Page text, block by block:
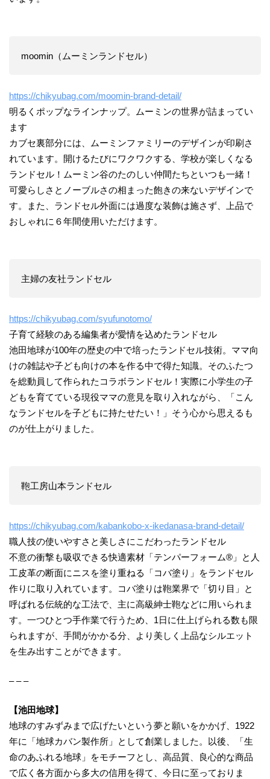
moomin（ムーミンランドセル）
https://chikyubag.com/moomin-brand-detail/
明るくポップなラインナップ。ムーミンの世界が詰まってい
ます
カブセ裏部分には、ムーミンファミリーのデザインが印刷さ
れています。開けるたびにワクワクする、学校が楽しくなる
ランドセル！ムーミン谷のたのしい仲間たちといつも一緒！
可愛らしさとノーブルさの相まった飽きの来ないデザインで
す。また、ランドセル外面には過度な装飾は施さず、上品で
おしゃれに６年間使用いただけます。
主婦の友社ランドセル
https://chikyubag.com/syufunotomo/
子育て経験のある編集者が愛情を込めたランドセル
池田地球が100年の歴史の中で培ったランドセル技術。ママ向
けの雑誌や子ども向けの本を作る中で得た知識。そのふたつ
を総動員して作られたコラボランドセル！実際に小学生の子
どもを育てている現役ママの意見を取り入れながら、「こん
なランドセルを子どもに持たせたい！」そう心から思えるも
のが仕上がりました。
鞄工房山本ランドセル
https://chikyubag.com/kabankobo-x-ikedanasa-brand-detail/
職人技の使いやすさと美しさにこだわったランドセル
不意の衝撃も吸収できる快適素材「テンパーフォーム®」と人
工皮革の断面にニスを塗り重ねる「コバ塗り」をランドセル
作りに取り入れています。コバ塗りは鞄業界で「切り目」と
呼ばれる伝統的な工法で、主に高級紳士鞄などに用いられま
す。一つひとつ手作業で行うため、1日に仕上げられる数も限
られますが、手間がかかる分、より美しく上品なシルエット
を生み出すことができます。
– – –
【池田地球】
地球のすみずみまで広げたいという夢と願いをかかげ、1922
年に「地球カバン製作所」として創業しました。以後、「生
命のあふれる地球」をモチーフとし、高品質、良心的な商品
で広く各方面から多大の信用を得て、今日に至っておりま